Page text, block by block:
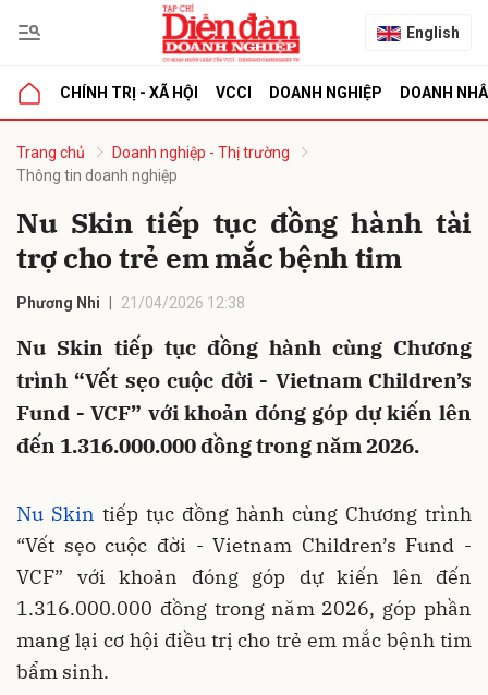
English
CHÍNH TRỊ - XÃ HỘI VCCI DOANH NGHIỆP DOANH
Trang chủ
Doanh nghiệp - Thị trường
Thông tin doanh nghiệp
Nu Skin tiếp tục đồng hành tài
trợ cho trẻ em mắc bệnh tim
Phương Nhi 21/04/2026 12:38
Nu Skin tiếp tục đồng hành cùng Chương
trình “Vết sẹo cuộc đời - Vietnam Children’s
Fund - VCF” với khoản đóng góp dự kiến lên
đến 1.316.000.000 đồng trong năm 2026.
Nu Skin tiếp tục đồng hành cùng Chương trình
“Vết sẹo cuộc đời - Vietnam Children’s Fund -
VCF” với khoản đóng góp dự kiến lên đến
1.316.000.000 đồng trong năm 2026, góp phần
mang lại cơ hội điều trị cho trẻ em mắc bệnh tim
bẩm sinh.
luận
Hủy